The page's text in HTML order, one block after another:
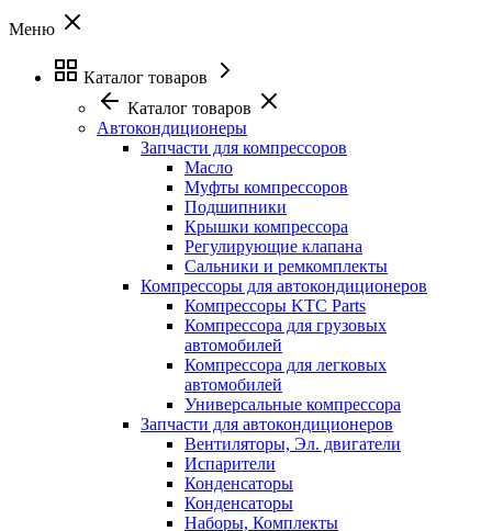
Меню
Каталог товаров
Каталог товаров
Автокондиционеры
Запчасти для компрессоров
Масло
Муфты компрессоров
Подшипники
Крышки компрессора
Регулирующие клапана
Сальники и ремкомплекты
Компрессоры для автокондиционеров
Компрессоры KTC Parts
Компрессора для грузовых
автомобилей
Компрессора для легковых
автомобилей
Универсальные компрессора
Запчасти для автокондиционеров
Вентиляторы, Эл. двигатели
Испарители
Конденсаторы
Конденсаторы
Наборы, Комплекты